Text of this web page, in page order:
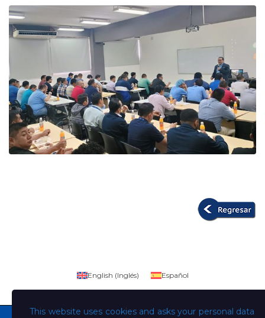
This website uses cookies and asks your personal data
English (Inglés) Español